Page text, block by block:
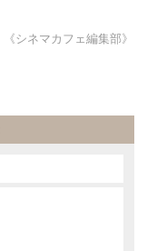
《シネマカフェ編集部》